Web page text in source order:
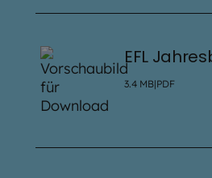
EFL
3.4 MB|PDF